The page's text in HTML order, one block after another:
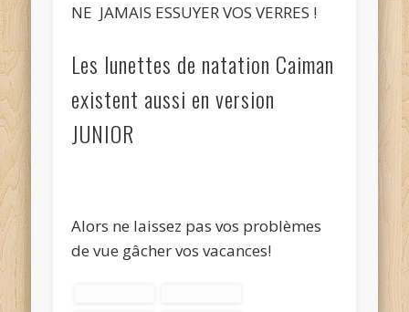
NE JAMAIS ESSUYER VOS VERRES !
Les lunettes de natation Caiman
existent aussi en version
JUNIOR
Alors ne laissez pas vos problèmes
de vue gâcher vos vacances!